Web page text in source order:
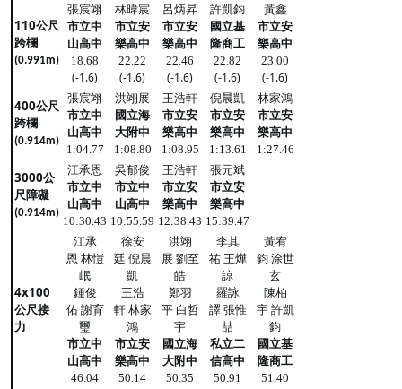
110公尺
跨欄
(0.991m)
張宸翊
市立中
山高中
18.68
(-1.6)
林暐宸
市立安
樂高中
22.22
(-1.6)
呂炳昇
市立安
樂高中
22.46
(-1.6)
許凱鈞
國立基
隆商工
22.82
(-1.6)
黃鑫
市立安
樂高中
23.00
(-1.6)
400公尺
跨欄
(0.914m)
張宸翊
市立中
山高中
1:04.77
洪翊展
國立海
大附中
1:08.80
王浩軒
市立安
樂高中
1:08.95
倪晨凱
市立安
樂高中
1:13.61
林家鴻
市立安
樂高中
1:27.46
3000公
尺障礙
(0.914m)
江承恩
市立中
山高中
10:30.43
吳郁俊
市立中
山高中
10:55.59
王浩軒
市立安
樂高中
12:38.43
張元斌
市立安
樂高中
15:39.47
4x100
公尺接
力
江承
恩 林愷
岷
鍾俊
佑 謝育
璽
市立中
山高中
46.04
徐安
廷 倪晨
凱
王浩
軒 林家
鴻
市立安
樂高中
50.14
洪翊
展 劉至
皓
鄭羽
平 白哲
宇
國立海
大附中
50.35
李其
祐 王燁
諒
羅詠
譯 張惟
喆
私立二
信高中
50.91
黃宥
鈞 涂世
玄
陳柏
宇 許凱
鈞
國立基
隆商工
51.40